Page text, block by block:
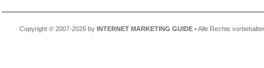
Copyright © 2007-2026 by INTERNET MARKETING GUIDE• Alle Rechte